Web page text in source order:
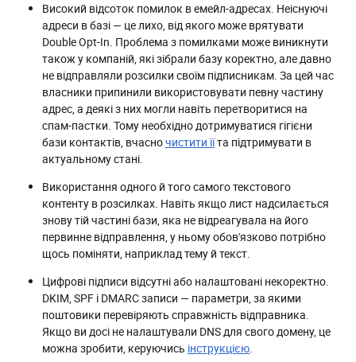
Високий відсоток помилок в емейл-адресах. Неіснуючі
адреси в базі — це лихо, від якого може врятувати
Double Opt-In. Проблема з помилками може виникнути
також у компаній, які зібрали базу коректно, але давно
не відправляли розсилки своїм підписникам. За цей час
власники припинили використовувати певну частину
адрес, а деякі з них могли навіть перетворитися на
спам-пастки. Тому необхідно дотримуватися гігієни
бази контактів, вчасночистити їїта підтримувати в
актуальному стані.
Використання одного й того самого текстового
контенту в розсилках. Навіть якщо лист надсилається
знову тій частині бази, яка не відреагувала на його
первинне відправлення, у ньому обов'язково потрібно
щось поміняти, наприклад тему й текст.
Цифрові підписи відсутні або налаштовані некоректно.
DKIM, SPF і DMARC записи — параметри, за якими
поштовики перевіряють справжність відправника.
Якщо ви досі не налаштували DNS для свого домену, це
можна зробити, керуючись інструкцією.